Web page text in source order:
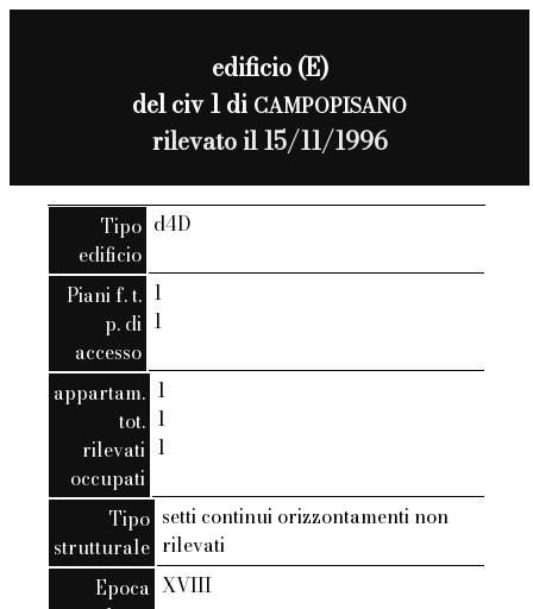
edificio (E)
del civ 1 di CAMPOPISANO
rilevato il 15/11/1996
Tipo
edificio
d4D
Piani f. t.
p. di
accesso
1
1
appartam.
tot.
rilevati
occupati
1
1
1
Tipo
strutturale
setti continui orizzontamenti non
rilevati
Epoca XVIII